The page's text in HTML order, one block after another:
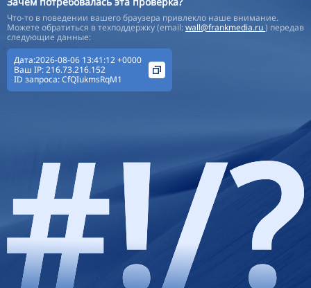
Что-то в поведении вашего браузера привлекло наше внимание.
Можете обратиться в техподдержку (email:wall@frankmedia.ru) передав
следующие данные:
Дата:2026-08-06 13:41:12 +0000
Ваш IP:216.73.216.152
ID запроса:CfQIukmsRqM1